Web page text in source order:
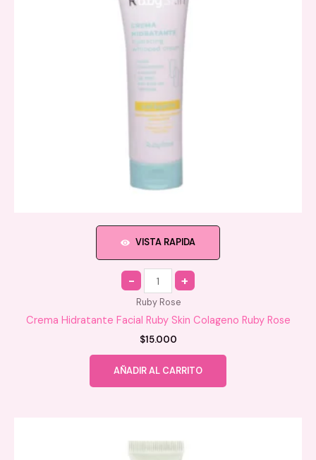
VISTA RAPIDA
Quantity
Ruby Rose
Crema Hidratante Facial Ruby Skin Colageno Ruby Rose
$15.000
AÑADIR AL CARRITO